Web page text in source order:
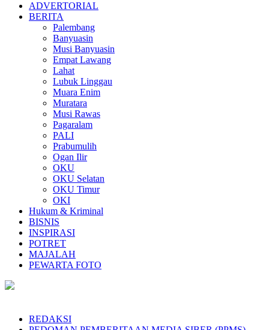
ADVERTORIAL
BERITA
Palembang
Banyuasin
Musi Banyuasin
Empat Lawang
Lahat
Lubuk Linggau
Muara Enim
Muratara
Musi Rawas
Pagaralam
PALI
Prabumulih
Ogan Ilir
OKU
OKU Selatan
OKU Timur
OKI
Hukum & Kriminal
BISNIS
INSPIRASI
POTRET
MAJALAH
PEWARTA FOTO
REDAKSI